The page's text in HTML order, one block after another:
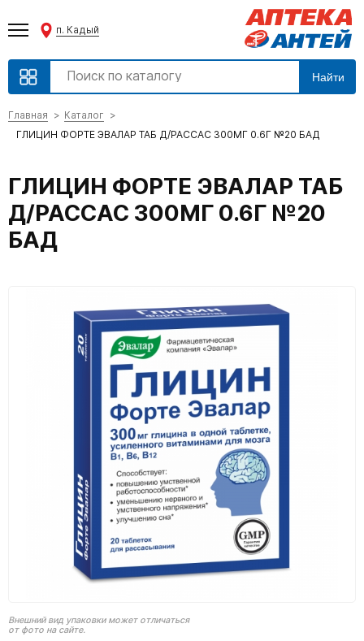
п. Кадый
Найти
Главная
Каталог
ГЛИЦИН ФОРТЕ ЭВАЛАР ТАБ Д/РАССАС 300МГ 0.6Г №20 БАД
ГЛИЦИН ФОРТЕ ЭВАЛАР ТАБ
Д/РАССАС 300МГ 0.6Г №20
БАД
Внешний вид упаковки может отличаться
от фото на сайте.